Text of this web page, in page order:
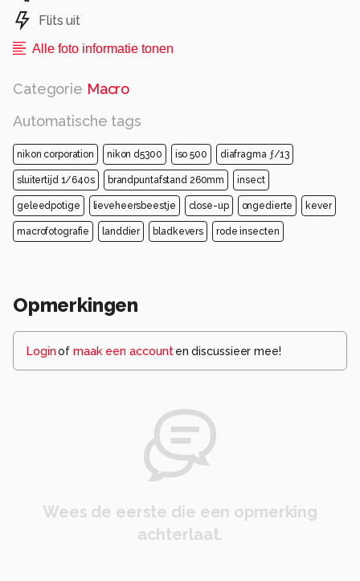
Flits uit
Alle foto informatie tonen
Categorie Macro
Automatische tags
nikon corporation nikon d5300 iso 500 diafragma ƒ/13
sluitertijd 1/640s brandpuntafstand 260mm insect
geleedpotige lieveheersbeestje close-up ongedierte kever
macrofotografie landdier bladkevers rode insecten
Opmerkingen
Loginof maak een account en discussieer mee!
Wees de eerste die een opmerking
achterlaat.